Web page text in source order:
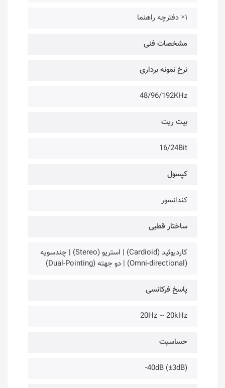
۱× دفترچه راهنما
مشخصات فنی
نرخ نمونه برداری
48/96/192KHz
بیت ریت
16/24Bit
کپسول
کندانسور
ساختار قطبی
کاردیوئید (Cardioid) | استریو (Stereo) | چندسویه
(Omni-directional) | دو جهته (Dual-Pointing)
پاسخ فرکانسی
20Hz ~ 20kHz
حساسیت
(3dB±) 40dB-